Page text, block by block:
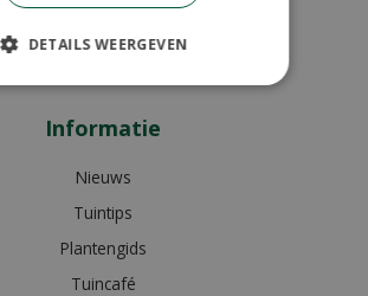
Zondag
11:00 - 17:00
Bekijk extra openingstijden
Informatie
Nieuws
Tuintips
Plantengids
Tuincafé
DETAILS WEERGEVEN